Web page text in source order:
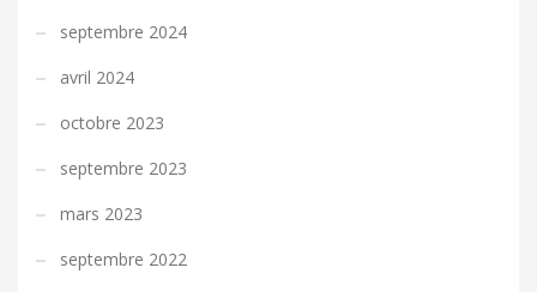
septembre 2024
avril 2024
octobre 2023
septembre 2023
mars 2023
septembre 2022